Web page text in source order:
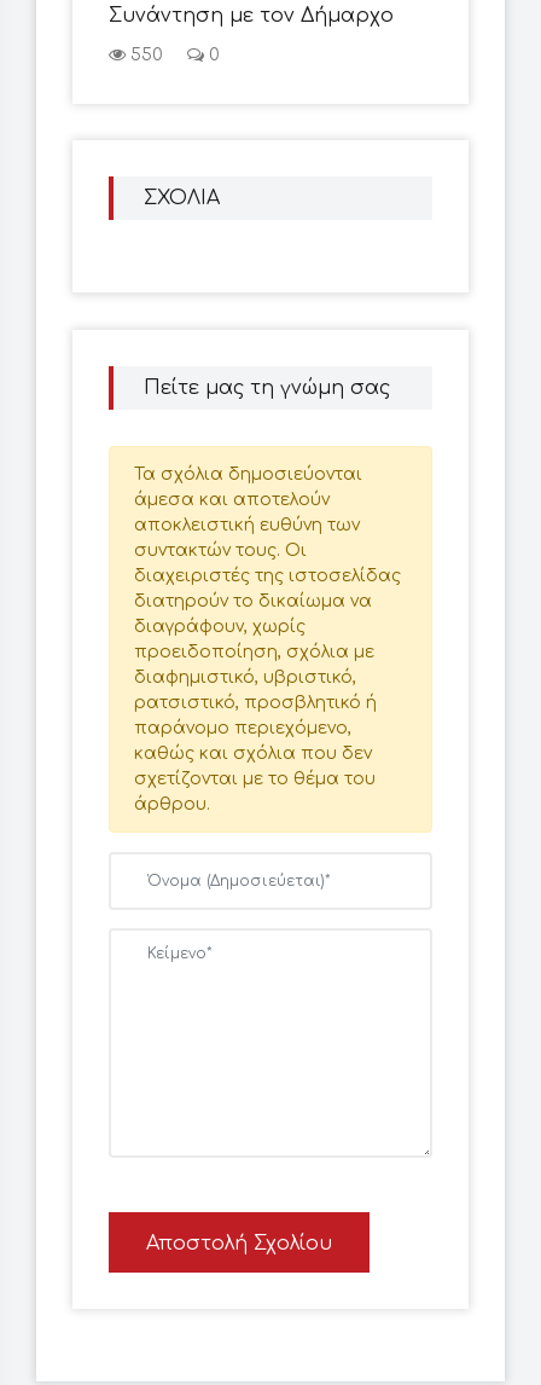
Συνάντηση με τον Δήμαρχο
550 0
ΣΧΟΛΙΑ
Πείτε μας τη γνώμη σας
Τα σχόλια δημοσιεύονται
άμεσα και αποτελούν
αποκλειστική ευθύνη των
συντακτών τους. Οι
διαχειριστές της ιστοσελίδας
διατηρούν το δικαίωμα να
διαγράφουν, χωρίς
προειδοποίηση, σχόλια με
διαφημιστικό, υβριστικό,
ρατσιστικό, προσβλητικό ή
παράνομο περιεχόμενο,
καθώς και σχόλια που δεν
σχετίζονται με το θέμα του
άρθρου.
Αποστολή Σχολίου